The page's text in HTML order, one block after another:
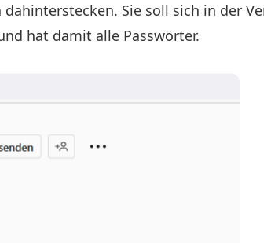
Sie soll sich in der
hat damit alle Passwörter.